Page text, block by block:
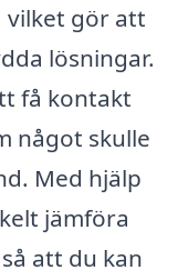
vilket gör att
lösningar.
få kontakt
något skulle
Med hjälp
jämföra
att du kan